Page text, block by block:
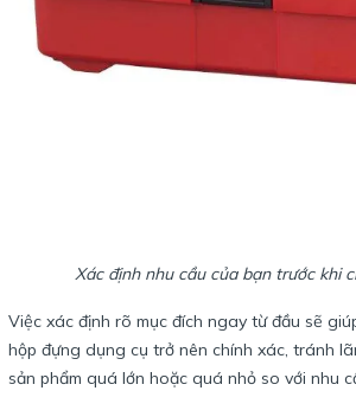
Xác định nhu cầu của bạn trước khi
Việc xác định rõ mục đích ngay từ đầu sẽ
hộp đựng dụng cụ trở nên chính xác, tránh
sản phẩm quá lớn hoặc quá nhỏ so với nhu